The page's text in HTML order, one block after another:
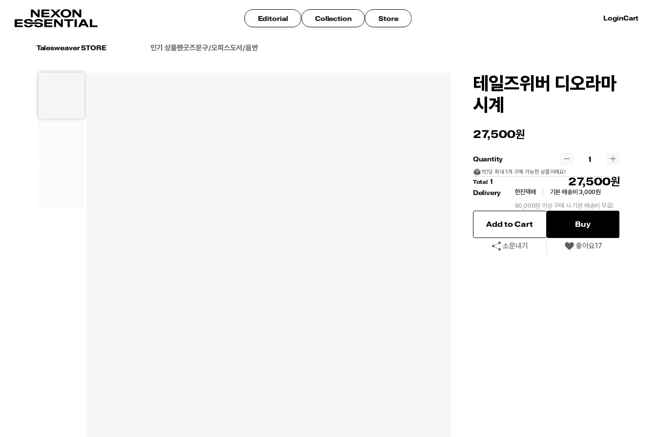
테일즈위버 디오라마
시계
27,500
Quantity
1인당 최대 1개 구매 가능한 상품이에요!
Total 1 27,500
Delivery 한진택배
기본 배송비 3,000원
80,000원 이상 구매 시 기본 배송비 무료!
Add to Cart Buy
소문내기 좋아요17
Editorial Collection Store LoginCart
Talesweaver STORE 인기 상품팬굿즈문구/오피스도서/음반